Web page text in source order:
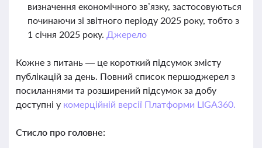
визначення економічного зв’язку, застосовуються
починаючи зі звітного періоду 2025 року, тобто з
1 січня 2025 року. Джерело
Кожне з питань — це короткий підсумок змісту
публікацій за день. Повний список першоджерел з
посиланнями та розширений підсумок за добу
доступні у комерційній версії Платформи LIGA360.
Стисло про головне: